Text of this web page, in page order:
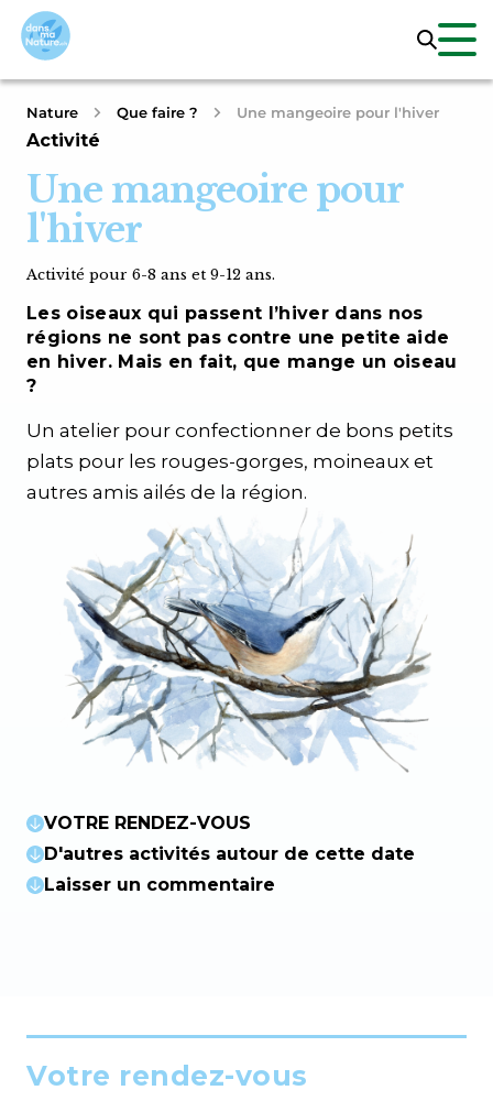
Nature Que faire ? Une mangeoire pour l'hiver
Activité
Une mangeoire pour
l'hiver
Activité pour 6-8 ans et 9-12 ans.
Les oiseaux qui passent l’hiver dans nos
régions ne sont pas contre une petite aide
en hiver. Mais en fait, que mange un oiseau
?
Un atelier pour confectionner de bons petits
plats pour les rouges-gorges, moineaux et
autres amis ailés de la région.
VOTRE RENDEZ-VOUS
D'autres activités autour de cette date
Laisser un commentaire
Votre rendez-vous